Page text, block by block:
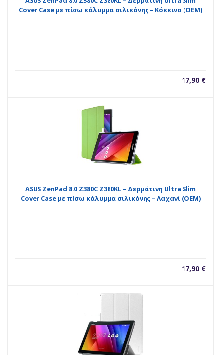
Cover Case με πίσω κάλυμμα σιλικόνης – Κόκκινο (OEM)
17,90 €
ASUS ZenPad 8.0 Z380C Z380KL – Δερμάτινη Ultra Slim
Cover Case με πίσω κάλυμμα σιλικόνης – Λαχανί (OEM)
17,90 €